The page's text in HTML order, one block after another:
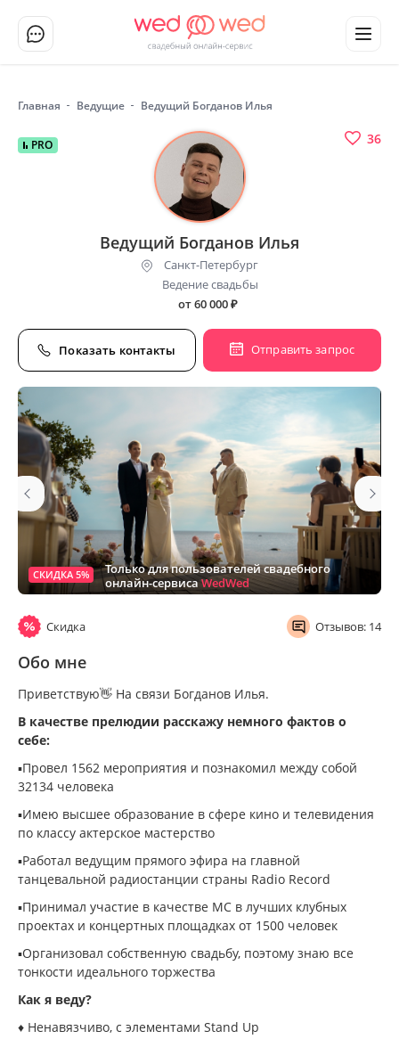
Главная Ведущие Ведущий Богданов Илья
СКИДКА 5%
Только для пользователей свадебного
онлайн-сервисаWedWed
PRO 36
Ведущий Богданов Илья
Санкт-Петербург
Ведение свадьбы
от 60 000₽
Отправить запрос
Показать контакты
Скидка Отзывов: 14
Обо мне
Приветствую👋 На связи Богданов Илья.
В качестве прелюдии расскажу немного фактов о
себе:
▪️Провел 1562 мероприятия и познакомил между собой
32134 человека
▪️Имею высшее образование в сфере кино и телевидения
по классу актерское мастерство
▪️Работал ведущим прямого эфира на главной
танцевальной радиостанции страны Radio Record
▪️Принимал участие в качестве МС в лучших клубных
проектах и концертных площадках от 1500 человек
▪️Организовал собственную свадьбу, поэтому знаю все
тонкости идеального торжества
Как я веду?
♦️ Ненавязчиво, с элементами Stand Up